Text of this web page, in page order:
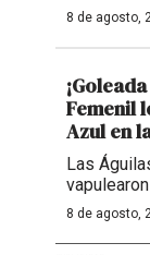
8 de agosto,
Femenil
Azul en
Las
8 de agosto,